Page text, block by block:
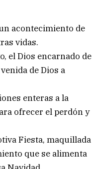
acontecimiento de
vidas.
el Dios encarnado de
de Dios a
enteras a la
ofrecer el perdón y
Fiesta, maquillada
que se alimenta